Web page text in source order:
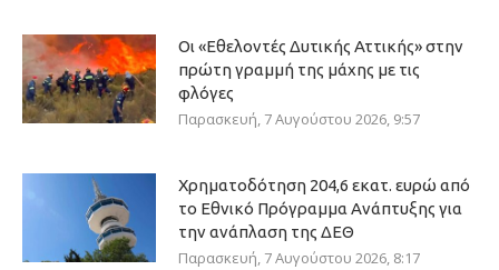
Οι «Εθελοντές Δυτικής Αττικής» στην
πρώτη γραμμή της μάχης με τις
φλόγες
Παρασκευή, 7 Αυγούστου 2026, 9:57
Χρηματοδότηση 204,6 εκατ. ευρώ από
το Εθνικό Πρόγραμμα Ανάπτυξης για
την ανάπλαση της ΔΕΘ
Παρασκευή, 7 Αυγούστου 2026, 8:17